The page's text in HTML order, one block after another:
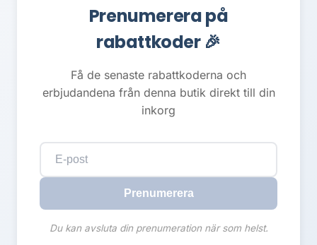
Prenumerera på
rabattkoder 🎉
Få de senaste rabattkoderna och
erbjudandena från denna butik direkt till din
inkorg
Prenumerera
Du kan avsluta din prenumeration när som helst.